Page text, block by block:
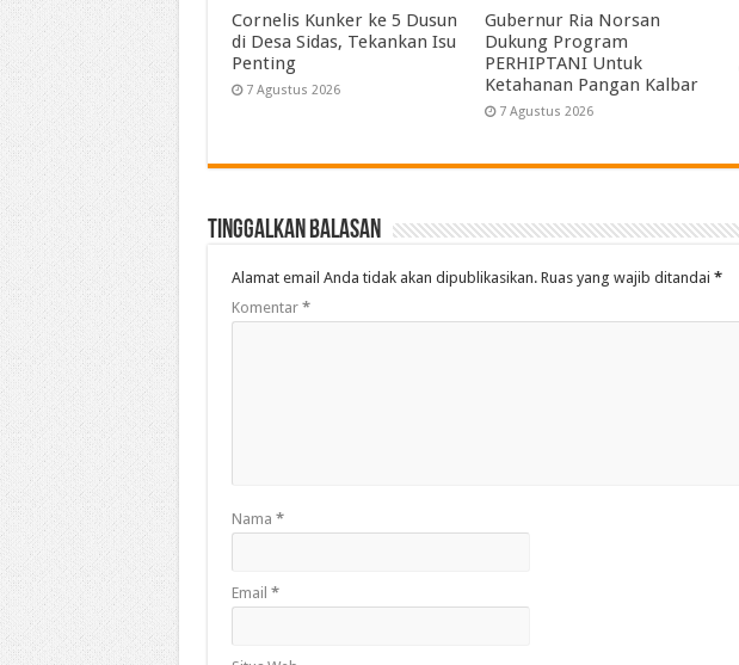
Cornelis Kunker ke 5 Dusun
di Desa Sidas, Tekankan Isu
Penting
7 Agustus 2026
Gubernur Ria Norsan
Dukung Program
PERHIPTANI Untuk
Ketahanan Pangan Kalbar
7 Agustus 2026
Tinggalkan Balasan
Alamat email Anda tidak akan dipublikasikan. Ruas yang wajib ditandai *
Komentar *
Nama *
Email *